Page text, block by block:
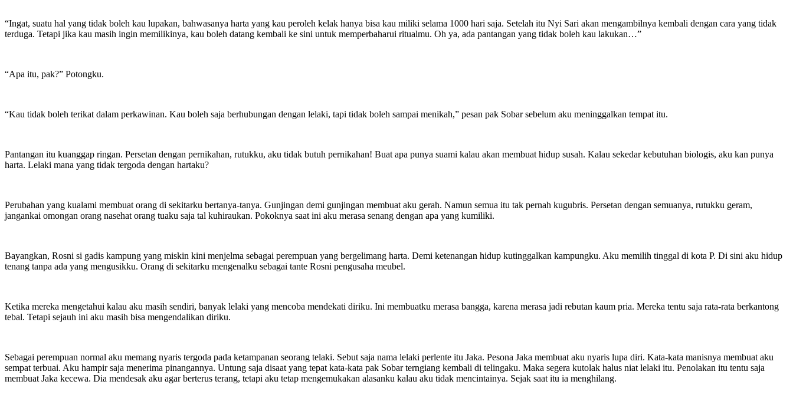
“Ingat, suatu hal yang tidak boleh kau lupakan, bahwasanya harta yang kau peroleh kelak hanya bisa kau miliki selama 1000 hari saja. Setelah itu Nyi Sari akan mengambilnya kembali dengan cara yang tidak
terduga. Tetapi jika kau masih ingin memilikinya, kau boleh datang kembali ke sini untuk memperbaharui ritualmu. Oh ya, ada pantangan yang tidak boleh kau lakukan…”
“Apa itu, pak?” Potongku.
“Kau tidak boleh terikat dalam perkawinan. Kau boleh saja berhubungan dengan lelaki, tapi tidak boleh sampai menikah,” pesan pak Sobar sebelum aku meninggalkan tempat itu.
Pantangan itu kuanggap ringan. Persetan dengan pernikahan, rutukku, aku tidak butuh pernikahan! Buat apa punya suami kalau akan membuat hidup susah. Kalau sekedar kebutuhan biologis, aku kan punya
harta. Lelaki mana yang tidak tergoda dengan hartaku?
Perubahan yang kualami membuat orang di sekitarku bertanya-tanya. Gunjingan demi gunjingan membuat aku gerah. Namun semua itu tak pernah kugubris. Persetan dengan semuanya, rutukku geram,
jangankai omongan orang nasehat orang tuaku saja tal kuhiraukan. Pokoknya saat ini aku merasa senang dengan apa yang kumiliki.
Bayangkan, Rosni si gadis kampung yang miskin kini menjelma sebagai perempuan yang bergelimang harta. Demi ketenangan hidup kutinggalkan kampungku. Aku memilih tinggal di kota P. Di sini aku hidup
tenang tanpa ada yang mengusikku. Orang di sekitarku mengenalku sebagai tante Rosni pengusaha meubel.
Ketika mereka mengetahui kalau aku masih sendiri, banyak lelaki yang mencoba mendekati diriku. Ini membuatku merasa bangga, karena merasa jadi rebutan kaum pria. Mereka tentu saja rata-rata berkantong
tebal. Tetapi sejauh ini aku masih bisa mengendalikan diriku.
Sebagai perempuan normal aku memang nyaris tergoda pada ketampanan seorang telaki. Sebut saja nama lelaki perlente itu Jaka. Pesona Jaka membuat aku nyaris lupa diri. Kata-kata manisnya membuat aku
sempat terbuai. Aku hampir saja menerima pinangannya. Untung saja disaat yang tepat kata-kata pak Sobar terngiang kembali di telingaku. Maka segera kutolak halus niat lelaki itu. Penolakan itu tentu saja
membuat Jaka kecewa. Dia mendesak aku agar berterus terang, tetapi aku tetap mengemukakan alasanku kalau aku tidak mencintainya. Sejak saat itu ia menghilang.